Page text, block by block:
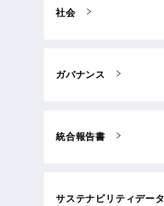
社会
ガバナンス
統合報告書
サステナビリティデータ